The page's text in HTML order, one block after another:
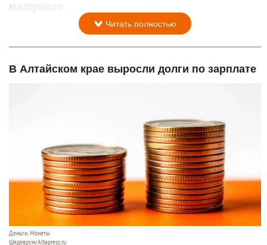
материале.
Читать полностью
В Алтайском крае выросли долги по зарплате
Деньги. Монеты
Шедеврум/Altapress.ru